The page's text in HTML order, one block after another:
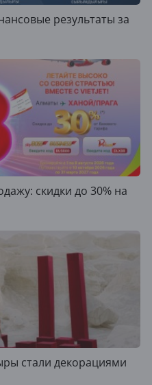
результаты за
скидки до 30% на
стали декорациями